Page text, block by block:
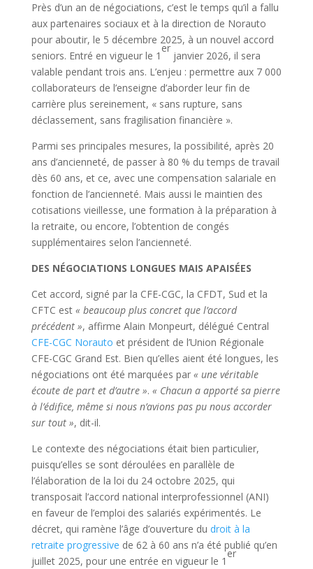
Près d’un an de négociations, c’est le temps qu’il a fallu
aux partenaires sociaux et à la direction de Norauto
pour aboutir, le 5 décembre 2025, à un nouvel accord
seniors. Entré en vigueur le 1
er
janvier 2026, il sera
valable pendant trois ans. L’enjeu : permettre aux 7 000
collaborateurs de l’enseigne d’aborder leur fin de
carrière plus sereinement, « sans rupture, sans
déclassement, sans fragilisation financière ».
Parmi ses principales mesures, la possibilité, après 20
ans d’ancienneté, de passer à 80 % du temps de travail
dès 60 ans, et ce, avec une compensation salariale en
fonction de l’ancienneté. Mais aussi le maintien des
cotisations vieillesse, une formation à la préparation à
la retraite, ou encore, l’obtention de congés
supplémentaires selon l’ancienneté.
DES NÉGOCIATIONS LONGUES MAIS APAISÉES
Cet accord, signé par la CFE-CGC, la CFDT, Sud et la
CFTC est « beaucoup plus concret que l’accord
précédent », affirme Alain Monpeurt, délégué Central
CFE-CGC Norauto et président de l’Union Régionale
CFE-CGC Grand Est. Bien qu’elles aient été longues, les
négociations ont été marquées par « une véritable
écoute de part et d’autre ». « Chacun a apporté sa pierre
à l’édifice, même si nous n’avions pas pu nous accorder
sur tout », dit-il.
Le contexte des négociations était bien particulier,
puisqu’elles se sont déroulées en parallèle de
l’élaboration de la loi du 24 octobre 2025, qui
transposait l’accord national interprofessionnel (ANI)
en faveur de l’emploi des salariés expérimentés. Le
décret, qui ramène l’âge d’ouverture du droit à la
retraite progressive de 62 à 60 ans n’a été publié qu’en
juillet 2025, pour une entrée en vigueur le 1
er